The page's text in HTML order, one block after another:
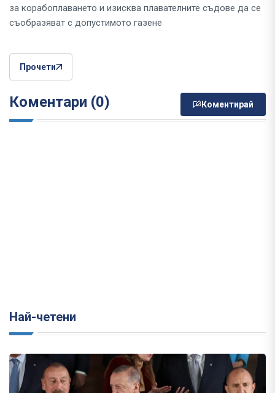
за корабоплаването и изисква плавателните съдове да се
съобразяват с допустимото газене
Прочети
Коментари (0) Коментирай
Най-четени